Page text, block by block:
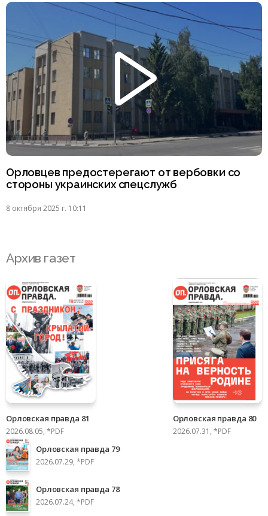
Орловцев предостерегают от вербовки со
стороны украинских спецслужб
8 октября 2025 г. 10:11
Архив газет
Орловская правда 81
2026.08.05, *PDF
Орловская правда 80
2026.07.31, *PDF
Орловская правда 79
2026.07.29, *PDF
Орловская правда 78
2026.07.24, *PDF